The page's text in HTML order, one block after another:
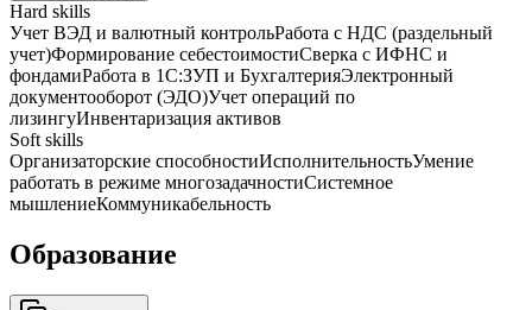
Hard skills
Учет ВЭД и валютный контрольРабота с НДС (раздельный
учет)Формирование себестоимостиСверка с ИФНС и
фондамиРабота в 1С:ЗУП и БухгалтерияЭлектронный
документооборот (ЭДО)Учет операций по
лизингуИнвентаризация активов
Soft skills
Организаторские способностиИсполнительностьУмение
работать в режиме многозадачностиСистемное
мышлениеКоммуникабельность
Образование